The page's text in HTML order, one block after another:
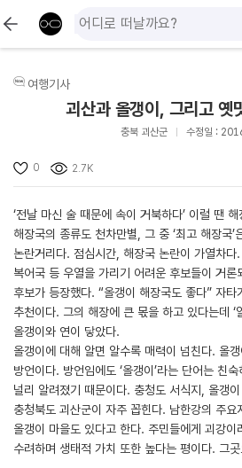
여행기사
괴산과 올갱이, 그리고 옛
충북 괴산군 수정일 :
0 2.7K
‘전날 마신 술 때문에 속이 거북하다’ 이럴 땐
해장국의 종류도 천차만별, 그 중 ‘최고 해장국’
논란거리다. 점심시간, 해장국 논란이 가열차다
복어국 등 우열을 가리기 어려운 후보들이 거
후보가 등장했다. “올갱이 해장국도 좋다” 자타
추천이다. 그의 해장에 큰 몫을 하고 있다는데 ‘
올갱이와 연이 닿았다.
올갱이에 대해 알면 알수록 매력이 넘친다. 올
방언이다. 방언임에도 ‘올갱이’라는 단어는 친
널리 알려졌기 때문이다. 충청도 서식지, 올갱
충청북도 괴산군이 자주 꼽힌다. 남한강의 주요
올갱이 마을도 있다고 한다. 주민들에게 괴강이
수려하며 생태적 가치 또한 높다는 평이다. 그